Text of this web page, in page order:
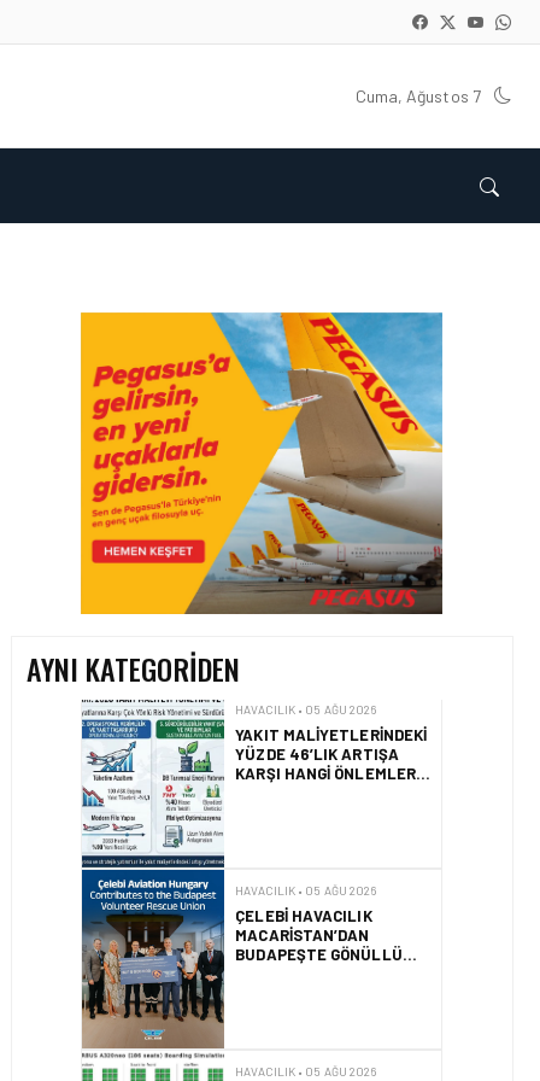
Cuma, Ağustos 7
AYNI KATEGORIDEN
HAVACILIK • 06 AĞU 2026
HITIT BILIŞIM 500’DE
SEKTÖREL YAZILIM
BIRINCISI
HAVACILIK • 05 AĞU 2026
YAKIT MALIYETLERINDEKI
YÜZDE 46’LIK ARTIŞA
KARŞI HANGI ÖNLEMLER
ALINIYOR?
ÇELEBI HAVACILIK
MACARISTAN’DAN
BUDAPEŞTE GÖNÜLLÜ
KURTARMA BIRLIĞI’NE
AIRBUS A320NEO
UÇAKLARINDA YOLCU
BINIŞ SÜREÇLERI
SIMÜLASYONLA TEST